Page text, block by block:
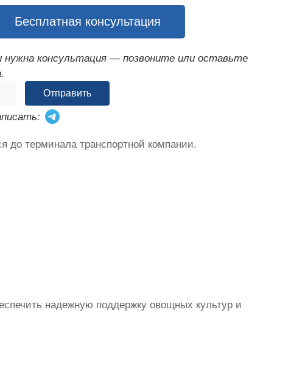
Бесплатная консультация
нужна консультация — позвоните или оставьте
Отправить
до терминала транспортной компании.
надежную поддержку овощных культур и